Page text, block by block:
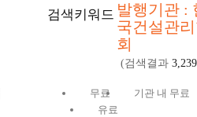
검색키워드 발행기관 :
국건설관
회
(검색결과 3,239
무료
기관 내 무료
유료